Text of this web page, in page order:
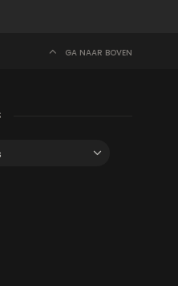
GA NAAR BOVEN